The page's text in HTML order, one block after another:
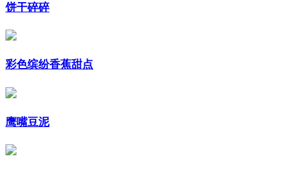
饼干碎碎
彩色缤纷香蕉甜点
鹰嘴豆泥